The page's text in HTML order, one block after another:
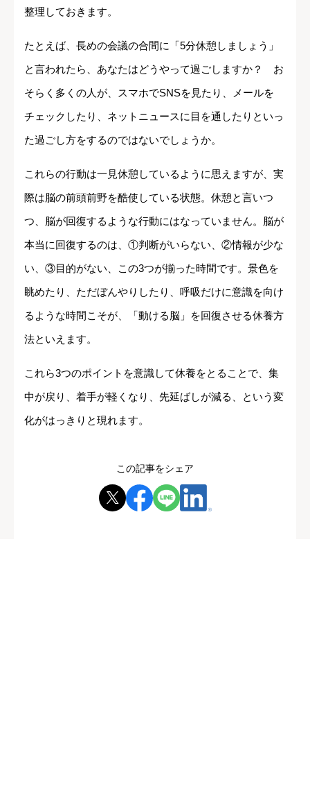
整理しておきます。
たとえば、長めの会議の合間に「5分休憩しましょう」
と言われたら、あなたはどうやって過ごしますか？ お
そらく多くの人が、スマホでSNSを見たり、メールを
チェックしたり、ネットニュースに目を通したりといっ
た過ごし方をするのではないでしょうか。
これらの行動は一見休憩しているように思えますが、実
際は脳の前頭前野を酷使している状態。休憩と言いつ
つ、脳が回復するような行動にはなっていません。脳が
本当に回復するのは、①判断がいらない、②情報が少な
い、③目的がない、この3つが揃った時間です。景色を
眺めたり、ただぼんやりしたり、呼吸だけに意識を向け
るような時間こそが、「動ける脳」を回復させる休養方
法といえます。
これら3つのポイントを意識して休養をとることで、集
中が戻り、着手が軽くなり、先延ばしが減る、という変
化がはっきりと現れます。
この記事をシェア